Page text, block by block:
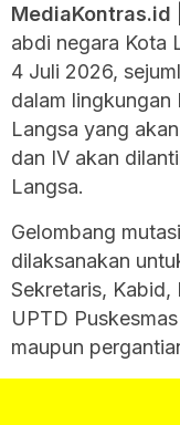
MediaKontras.id |
abdi negara Kota
4 Juli 2026,
dalam lingkungan
Langsa yang
dan IV akan
Langsa.
Gelombang
dilaksanakan
Sekretaris, Kabid,
UPTD
maupun